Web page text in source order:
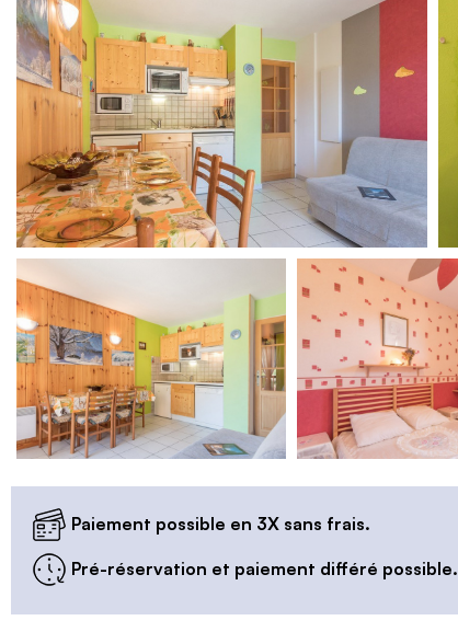
Paiement possible en 3X sans frais.
Pré-réservation et paiement différé possible.